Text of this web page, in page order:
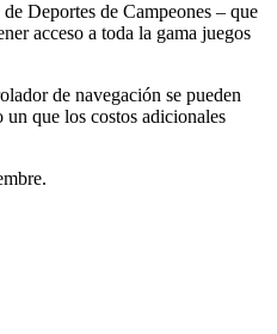
Deportes de Campeones – que
acceso a toda la gama juegos
de navegación se pueden
que los costos adicionales